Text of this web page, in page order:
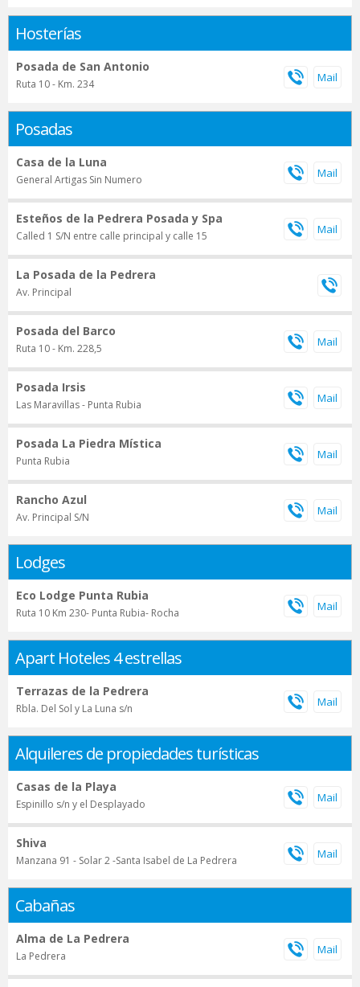
Hosterías
Posada de San Antonio
Ruta 10 - Km. 234
Posadas
Casa de la Luna
General Artigas Sin Numero
Esteños de la Pedrera Posada y Spa
Called 1 S/N entre calle principal y calle 15
La Posada de la Pedrera
Av. Principal
Posada del Barco
Ruta 10 - Km. 228,5
Posada Irsis
Las Maravillas - Punta Rubia
Posada La Piedra Mística
Punta Rubia
Rancho Azul
Av. Principal S/N
Lodges
Eco Lodge Punta Rubia
Ruta 10 Km 230- Punta Rubia- Rocha
Apart Hoteles 4 estrellas
Terrazas de la Pedrera
Rbla. Del Sol y La Luna s/n
Alquileres de propiedades turísticas
Casas de la Playa
Espinillo s/n y el Desplayado
Shiva
Manzana 91 - Solar 2 -Santa Isabel de La Pedrera
Cabañas
Alma de La Pedrera
La Pedrera